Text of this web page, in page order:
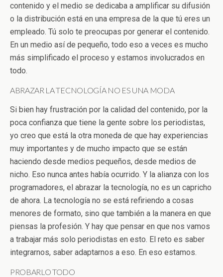
contenido y el medio se dedicaba a amplificar su difusión
o la distribución está en una empresa de la que tú eres un
empleado. Tú solo te preocupas por generar el contenido.
En un medio así de pequeño, todo eso a veces es mucho
más simplificado el proceso y estamos involucrados en
todo.
ABRAZAR LA TECNOLOGÍA NO ES UNA MODA
Si bien hay frustración por la calidad del contenido, por la
poca confianza que tiene la gente sobre los periodistas,
yo creo que está la otra moneda de que hay experiencias
muy importantes y de mucho impacto que se están
haciendo desde medios pequeños, desde medios de
nicho. Eso nunca antes había ocurrido. Y la alianza con los
programadores, el abrazar la tecnología, no es un capricho
de ahora. La tecnología no se está refiriendo a cosas
menores de formato, sino que también a la manera en que
piensas la profesión. Y hay que pensar en que nos vamos
a trabajar más solo periodistas en esto. El reto es saber
integrarnos, saber adaptarnos a eso. En eso estamos.
PROBARLO TODO